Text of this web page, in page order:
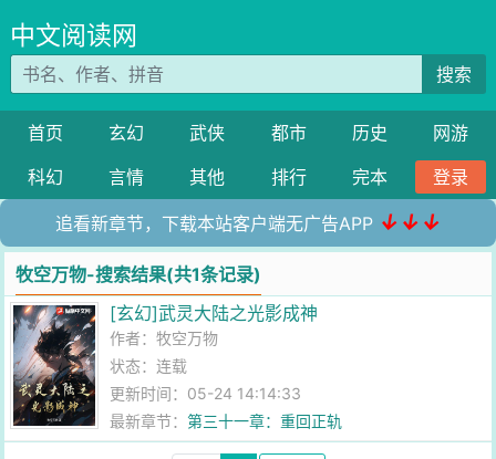
中文阅读网
搜索
首页 玄幻 武侠 都市 历史
网游
科幻
言情 其他 排行 完本 登录
追看新章节，下载本站客户端无广告APP ↓↓↓
牧空万物-搜索结果(共1条记录)
[玄幻]武灵大陆之光影成神
作者：牧空万物
状态：连载
更新时间：05-24 14:14:33
最新章节：第三十一章：重回正轨